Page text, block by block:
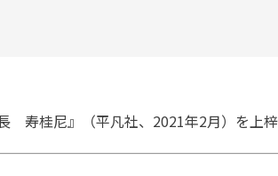
寿桂尼』（平凡社、2021年2月）を上